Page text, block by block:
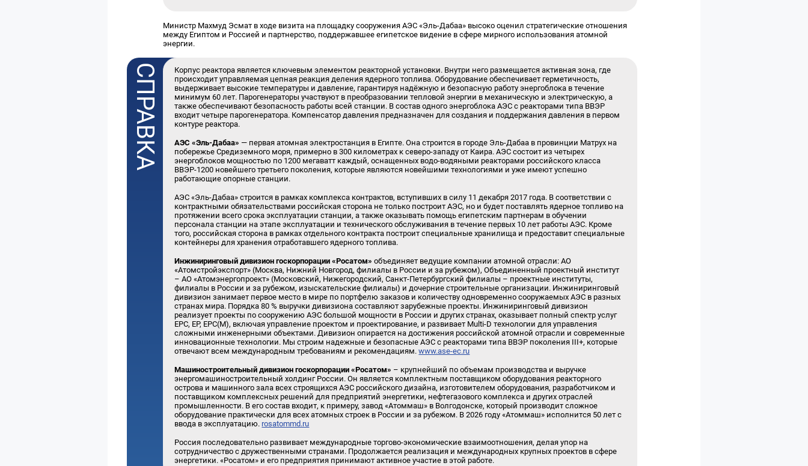
Министр Махмуд Эсмат в ходе визита на площадку сооружения АЭС «Эль-Дабаа» высоко оценил стратегические отношения
между Египтом и Россией и партнерство, поддержавшее египетское видение в сфере мирного использования атомной
энергии.
Корпус реактора является ключевым элементом реакторной установки. Внутри него размещается активная зона, где
происходит управляемая цепная реакция деления ядерного топлива. Оборудование обеспечивает герметичность,
выдерживает высокие температуры и давление, гарантируя надёжную и безопасную работу энергоблока в течение
минимум 60 лет. Парогенераторы участвуют в преобразовании тепловой энергии в механическую и электрическую, а
также обеспечивают безопасность работы всей станции. В состав одного энергоблока АЭС с реакторами типа ВВЭР
входит четыре парогенератора. Компенсатор давления предназначен для создания и поддержания давления в первом
контуре реактора.
АЭС «Эль-Дабаа» — первая атомная электростанция в Египте. Она строится в городе Эль-Дабаа в провинции Матрух на
побережье Средиземного моря, примерно в 300 километрах к северо-западу от Каира. АЭС состоит из четырех
энергоблоков мощностью по 1200 мегаватт каждый, оснащенных водо-водяными реакторами российского класса
ВВЭР-1200 новейшего третьего поколения, которые являются новейшими технологиями и уже имеют успешно
работающие опорные станции.
АЭС «Эль-Дабаа» строится в рамках комплекса контрактов, вступивших в силу 11 декабря 2017 года. В соответствии с
контрактными обязательствами российская сторона не только построит АЭС, но и будет поставлять ядерное топливо на
протяжении всего срока эксплуатации станции, а также оказывать помощь египетским партнерам в обучении
персонала станции на этапе эксплуатации и технического обслуживания в течение первых 10 лет работы АЭС. Кроме
того, российская сторона в рамках отдельного контракта построит специальные хранилища и предоставит специальные
контейнеры для хранения отработавшего ядерного топлива.
Инжиниринговый дивизион госкорпорации «Росатом» объединяет ведущие компании атомной отрасли: АО
«Атомстройэкспорт» (Москва, Нижний Новгород, филиалы в России и за рубежом), Объединенный проектный институт
– АО «Атомэнергопроект» (Московский, Нижегородский, Санкт-Петербургский филиалы – проектные институты,
филиалы в России и за рубежом, изыскательские филиалы) и дочерние строительные организации. Инжиниринговый
дивизион занимает первое место в мире по портфелю заказов и количеству одновременно сооружаемых АЭС в разных
странах мира. Порядка 80 % выручки дивизиона составляют зарубежные проекты. Инжиниринговый дивизион
реализует проекты по сооружению АЭС большой мощности в России и других странах, оказывает полный спектр услуг
EPC, EP, EPC(M), включая управление проектом и проектирование, и развивает Multi-D технологии для управления
сложными инженерными объектами. Дивизион опирается на достижения российской атомной отрасли и современные
инновационные технологии. Мы строим надежные и безопасные АЭС с реакторами типа ВВЭР поколения III+, которые
отвечают всем международным требованиям и рекомендациям.www.ase-ec.ru
Машиностроительный дивизион госкорпорации «Росатом» – крупнейший по объемам производства и выручке
энергомашиностроительный холдинг России. Он является комплектным поставщиком оборудования реакторного
острова и машинного зала всех строящихся АЭС российского дизайна, изготовителем оборудования, разработчиком и
поставщиком комплексных решений для предприятий энергетики, нефтегазового комплекса и других отраслей
промышленности. В его состав входит, к примеру, завод «Атоммаш» в Волгодонске, который производит сложное
оборудование практически для всех атомных строек в России и за рубежом. В 2026 году «Атоммаш» исполнится 50 лет с
ввода в эксплуатацию. rosatommd.ru
Россия последовательно развивает международные торгово-экономические взаимоотношения, делая упор на
сотрудничество с дружественными странами. Продолжается реализация и международных крупных проектов в сфере
энергетики. «Росатом» и его предприятия принимают активное участие в этой работе.